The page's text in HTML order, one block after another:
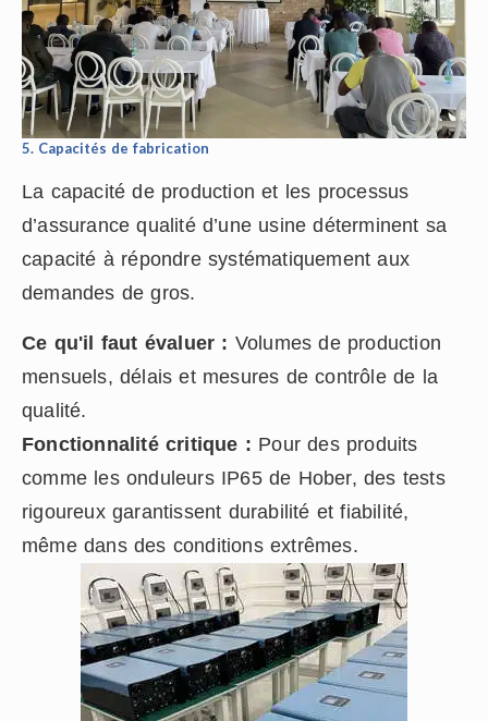
5. Capacités de fabrication
La capacité de production et les processus
d’assurance qualité d’une usine déterminent sa
capacité à répondre systématiquement aux
demandes de gros.
Ce qu'il faut évaluer : Volumes de production
mensuels, délais et mesures de contrôle de la
qualité.
Fonctionnalité critique : Pour des produits
comme les onduleurs IP65 de Hober, des tests
rigoureux garantissent durabilité et fiabilité,
même dans des conditions extrêmes.